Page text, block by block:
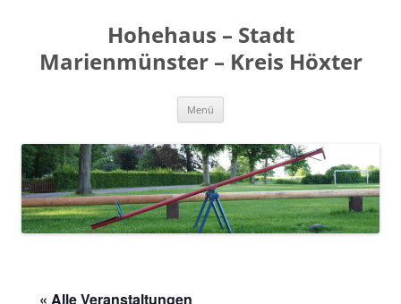
Hohehaus – Stadt
Marienmünster – Kreis Höxter
Menü
« Alle Veranstaltungen